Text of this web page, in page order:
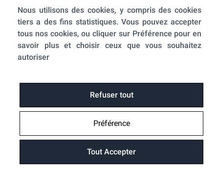
Nous utilisons des cookies, y compris des cookies
tiers a des fins statistiques. Vous pouvez accepter
tous nos cookies, ou cliquer sur Préférence pour en
savoir plus et choisir ceux que vous souhaitez
autoriser
Refuser tout
Préférence
Tout Accepter
A propos de nous
A propos
Mentions légales
Conditions générales de ventes
Utilisation des cookies